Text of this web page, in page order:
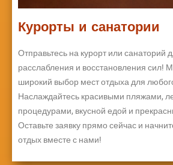
Курорты и санатории
Отправьтесь на курорт или санаторий
расслабления и восстановления сил!
широкий выбор мест отдыха для
Наслаждайтесь красивыми пляжами,
процедурами, вкусной едой и
Оставьте заявку прямо сейчас и
отдых вместе с нами!